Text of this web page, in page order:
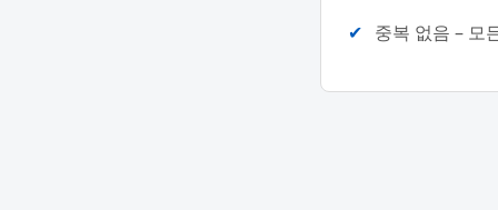
중복 없음 – 모